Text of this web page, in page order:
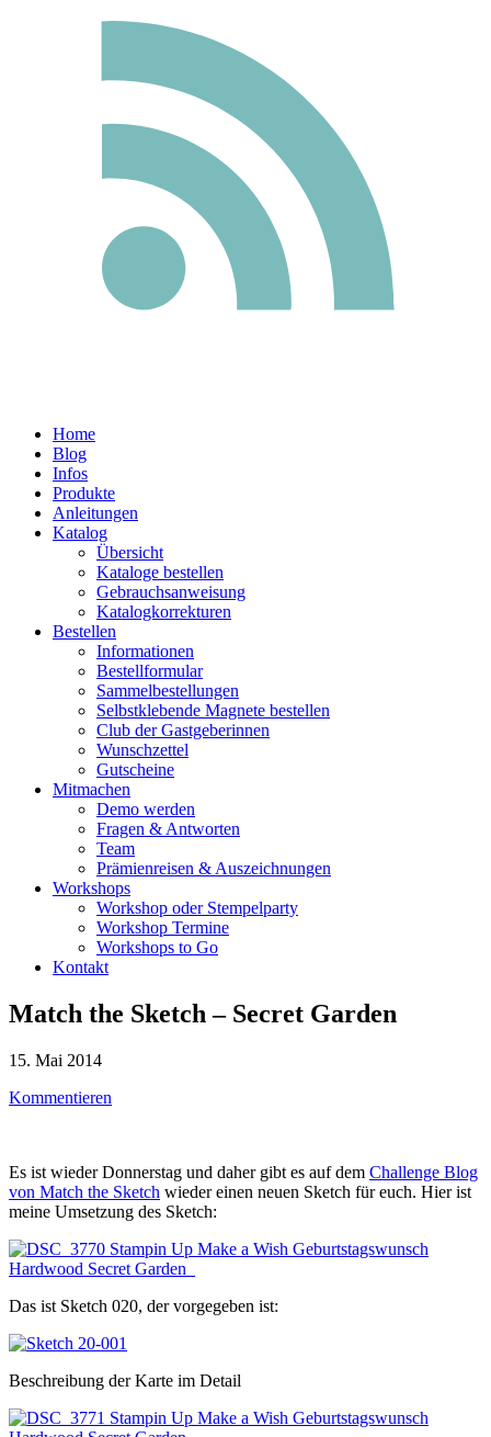
Home
Blog
Infos
Produkte
Anleitungen
Katalog
Übersicht
Kataloge bestellen
Gebrauchsanweisung
Katalogkorrekturen
Bestellen
Informationen
Bestellformular
Sammelbestellungen
Selbstklebende Magnete bestellen
Club der Gastgeberinnen
Wunschzettel
Gutscheine
Mitmachen
Demo werden
Fragen & Antworten
Team
Prämienreisen & Auszeichnungen
Workshops
Workshop oder Stempelparty
Workshop Termine
Workshops to Go
Kontakt
Match the Sketch – Secret Garden
15. Mai 2014
Kommentieren
Es ist wieder Donnerstag und daher gibt es auf dem Challenge Blog
von Match the Sketch wieder einen neuen Sketch für euch. Hier ist
meine Umsetzung des Sketch:
Das ist Sketch 020, der vorgegeben ist:
Beschreibung der Karte im Detail